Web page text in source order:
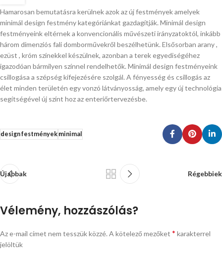
Hamarosan bemutatásra kerülnek azok az új festmények amelyek
minimál design festmény kategóriánkat gazdagítják. Minimál design
festményeink eltérnek a konvencionális művészeti irányzatoktól, inkább
három dimenziós fali domborművekről beszélhetünk. Elsősorban arany ,
ezüst , króm színekkel készülnek, azonban a terek egyediségéhez
igazodóan bármilyen színnel rendelhetők. Minimál design festményeink
csillogása a szépség kifejezésére szolgál. A fényesség és csillogás az
élet minden területén egy vonzó látványosság, amely egy új technológia
segítségével új színt hoz az enteriőrtervezésbe.
design festményekminimal
Újabbak Régebbiek
Vélemény, hozzászólás?
Az e-mail címet nem tesszük közzé. A kötelező mezőket * karakterrel
jelöltük